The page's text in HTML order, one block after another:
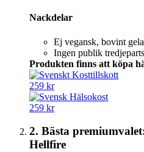
Nackdelar
Ej vegansk, bovint
Ingen publik
Produkten finns att köpa
259 kr
259 kr
2. Bästa
Hellfire